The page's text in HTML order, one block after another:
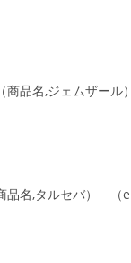
名,ジェムザール
名,タルセバ） （